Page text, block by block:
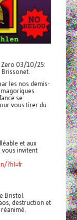
Zero 03/10/25:
les nos demis-
se
vous tirer du
et aux
vous invitent
?hl=fr
Bristol.
destruction et